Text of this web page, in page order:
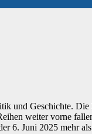
weiter vorne
6. Juni 2025 mehr